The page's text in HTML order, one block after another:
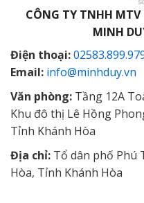
CÔNG TY TNHH
MINH
Điện thoại:
Email: info@minhduy.vn
Văn phòng: Tầng 12A
Khu đô thị Lê Hồng
Tỉnh Khánh Hòa
Địa chỉ: Tổ dân phố Phú
Hòa, Tỉnh Khánh Hòa